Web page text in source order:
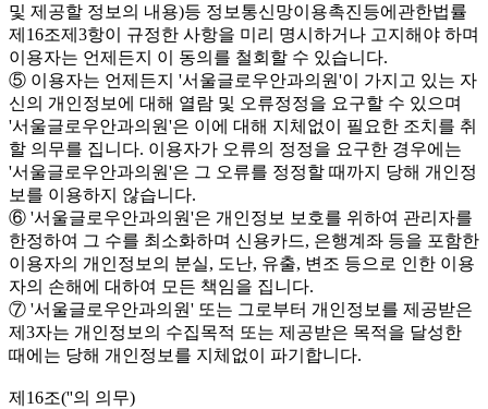
및 제공할 정보의 내용)등 정보통신망이용촉진등에관한법률
제16조제3항이 규정한 사항을 미리 명시하거나 고지해야 하며
이용자는 언제든지 이 동의를 철회할 수 있습니다.
⑤ 이용자는 언제든지 '서울글로우안과의원'이 가지고 있는 자
신의 개인정보에 대해 열람 및 오류정정을 요구할 수 있으며
'서울글로우안과의원'은 이에 대해 지체없이 필요한 조치를 취
할 의무를 집니다. 이용자가 오류의 정정을 요구한 경우에는
'서울글로우안과의원'은 그 오류를 정정할 때까지 당해 개인정
보를 이용하지 않습니다.
⑥ '서울글로우안과의원'은 개인정보 보호를 위하여 관리자를
한정하여 그 수를 최소화하며 신용카드, 은행계좌 등을 포함한
이용자의 개인정보의 분실, 도난, 유출, 변조 등으로 인한 이용
자의 손해에 대하여 모든 책임을 집니다.
⑦ '서울글로우안과의원' 또는 그로부터 개인정보를 제공받은
제3자는 개인정보의 수집목적 또는 제공받은 목적을 달성한
때에는 당해 개인정보를 지체없이 파기합니다.
제16조(''의 의무)